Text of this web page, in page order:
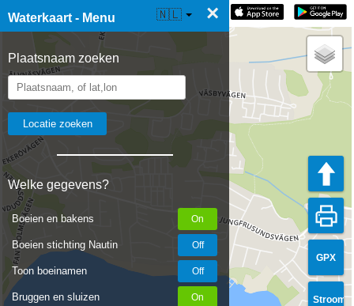
Waterkaart - Menu ×
Plaatsnaam zoeken
Welke gegevens?
Boeien en bakens
Boeien stichting Nautin
Toon boeinamen
Bruggen en sluizen
☰ Waterkaart Live 🇳🇱
GPX
Stroom